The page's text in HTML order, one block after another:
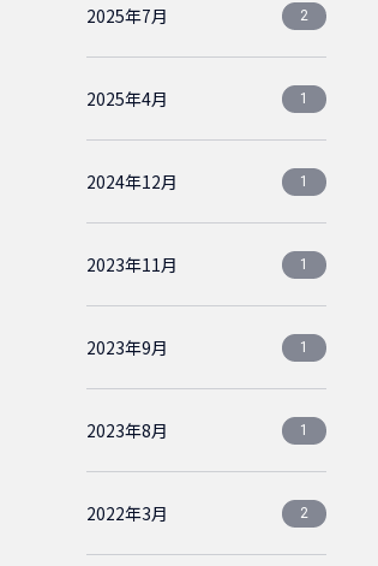
2025年7月 2
2025年4月 1
2024年12月 1
2023年11月 1
2023年9月 1
2023年8月 1
2022年3月 2